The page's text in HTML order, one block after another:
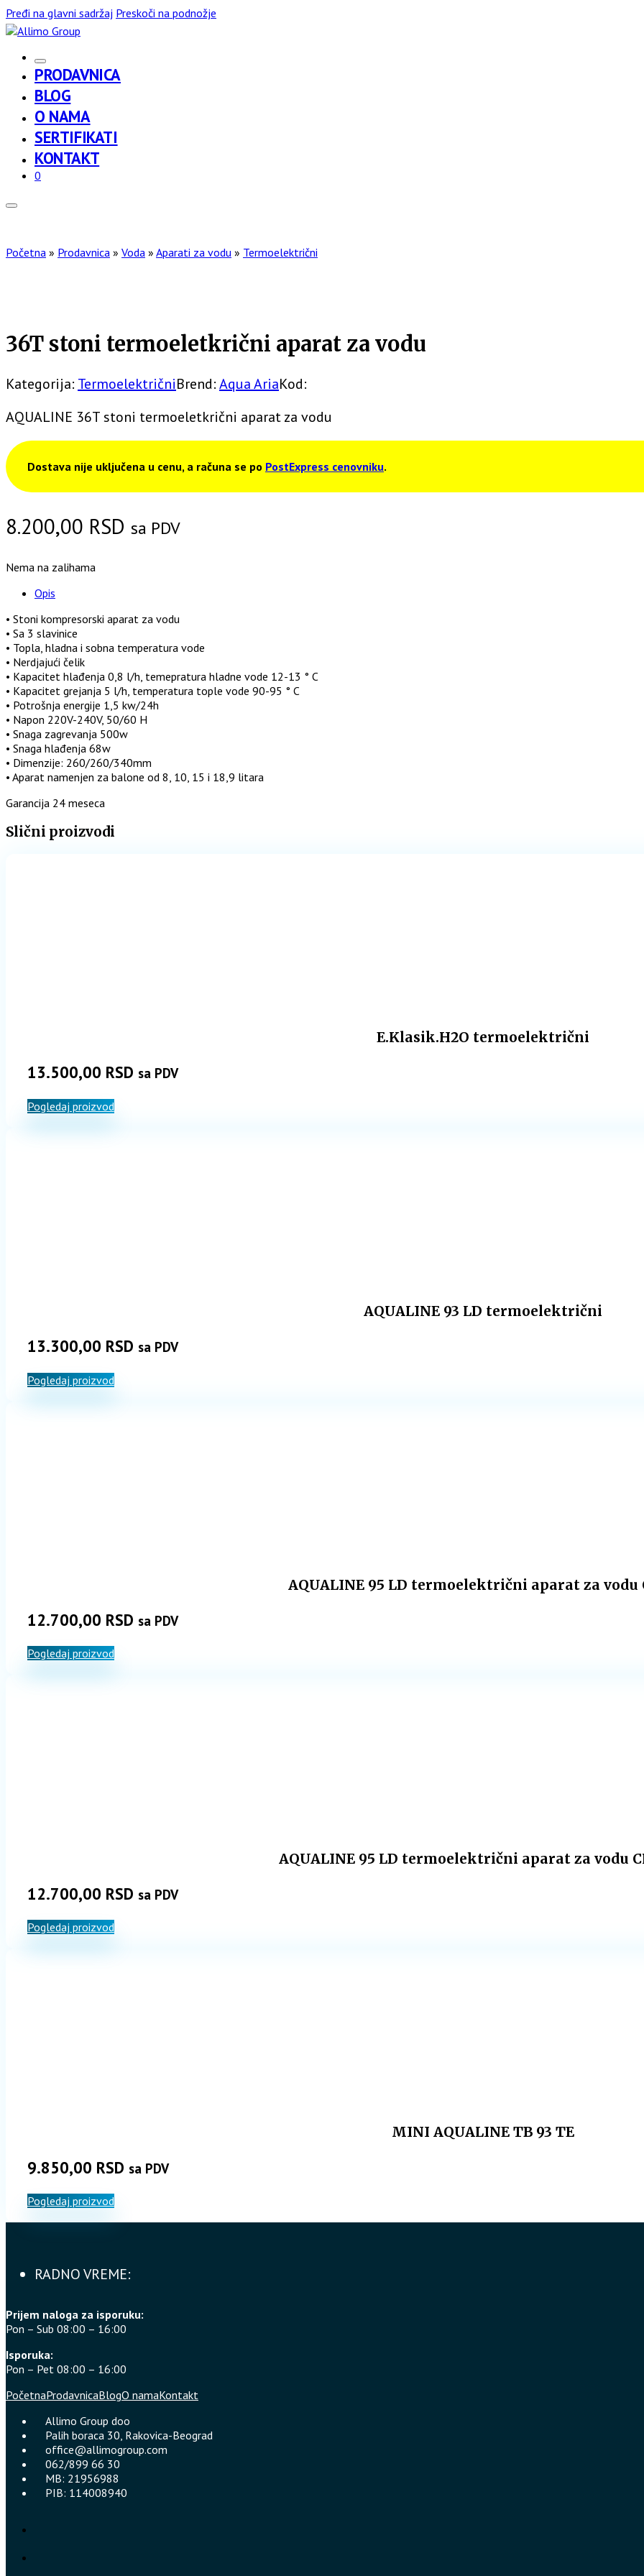
Pređi na glavni sadržaj Preskoči na podnožje
PRODAVNICA
BLOG
O NAMA
SERTIFIKATI
KONTAKT
0
Početna » Prodavnica » Voda » Aparati za vodu » Termoelektrični
36T stoni termoeletkrični aparat za vodu
Kategorija: TermoelektričniBrend:Aqua AriaKod:
AQUALINE 36T stoni termoeletkrični aparat za vodu
Dostava nije uključena u cenu, a računa se po PostExpress cenovniku.
8.200,00 RSD sa PDV
Nema na zalihama
Opis
• Stoni kompresorski aparat za vodu
• Sa 3 slavinice
• Topla, hladna i sobna temperatura vode
• Nerdjajući čelik
• Kapacitet hlađenja 0,8 l/h, temepratura hladne vode 12-13 ° C
• Kapacitet grejanja 5 l/h, temperatura tople vode 90-95 ° C
• Potrošnja energije 1,5 kw/24h
• Napon 220V-240V, 50/60 H
• Snaga zagrevanja 500w
• Snaga hlađenja 68w
• Dimenzije: 260/260/340mm
• Aparat namenjen za balone od 8, 10, 15 i 18,9 litara
Garancija 24 meseca
Slični proizvodi
E.Klasik.H2O termoelektrični
13.500,00 RSD sa PDV
Pogledaj proizvod
AQUALINE 93 LD termoelektrični
13.300,00 RSD sa PDV
Pogledaj proizvod
AQUALINE 95 LD termoelektrični aparat za vodu
12.700,00 RSD sa PDV
Pogledaj proizvod
AQUALINE 95 LD termoelektrični aparat za vodu
12.700,00 RSD sa PDV
Pogledaj proizvod
MINI AQUALINE TB 93 TE
9.850,00 RSD sa PDV
Pogledaj proizvod
RADNO VREME:
Prijem naloga za isporuku:
Pon – Sub 08:00 – 16:00
Isporuka:
Pon – Pet 08:00 – 16:00
PočetnaProdavnicaBlogO namaKontakt
Allimo Group doo
Palih boraca 30, Rakovica-Beograd
office@allimogroup.com
062/899 66 30
MB: 21956988
PIB: 114008940